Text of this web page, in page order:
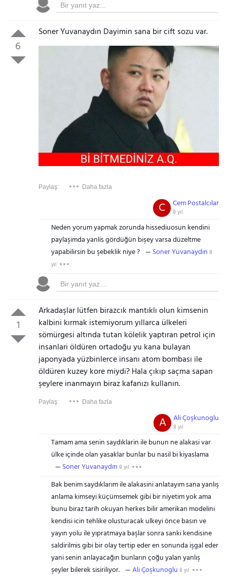
6
Soner Yuvanaydın Dayimin sana bir cift sozu var.
Paylaş: Daha fazla
Cem Postalcılar
8 yıl
C
Neden yorum yapmak zorunda hissediuosun kendini
paylaşimda yanlis gördüğün bişey varsa düzeltme
yapabilirsin bu şebeklik niye ?
Soner Yuvanaydın 8
yıl
1
Arkadaşlar lütfen birazcık mantıklı olun kimsenin
kalbini kırmak istemiyorum yıllarca ülkeleri
sömürgesi altında tutan kölelik yaptıran petrol için
insanlari öldüren ortadoğu yu kana bulayan
japonyada yüzbinlerce insanı atom bombası ile
öldüren kuzey kore miydi? Hala çıkıp saçma sapan
şeylere inanmayın biraz kafanızı kullanın.
Paylaş: Daha fazla
Ali Çoşkunoglu
8 yıl
A
Tamam ama senin saydıklarin ile bunun ne alakasi var
ülke içinde olan yasaklar bunlar bu nasil bi kiyaslama
Soner Yuvanaydın 8 yıl
Bak benim saydıklarım ile alakasini anlatayım sana yanlış
anlama kimseyi küçümsemek gibi bir niyetim yok ama
bunu biraz tarih okuyan herkes bilir amerikan modelini
kendisi icin tehlike olusturacak ulkeyi önce basın ve
yayın yolu ile yıpratmaya başlar sonra sanki kendisine
saldirilmis gibi bir olay tertip eder en sonunda işgal eder
yani senin anlayacağın bunların çoğu yalan yanlış
şeyler bilerek sisiriliyor.
Ali Çoşkunoglu 8 yıl
Gezinti Menüsü